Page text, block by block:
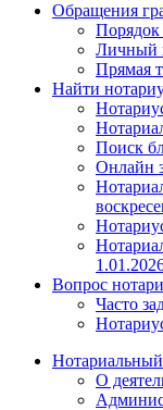
Обращения
Порядок
Личный
Прямая
Найти
Поиск
Онлайн
Вопрос
Часто
О